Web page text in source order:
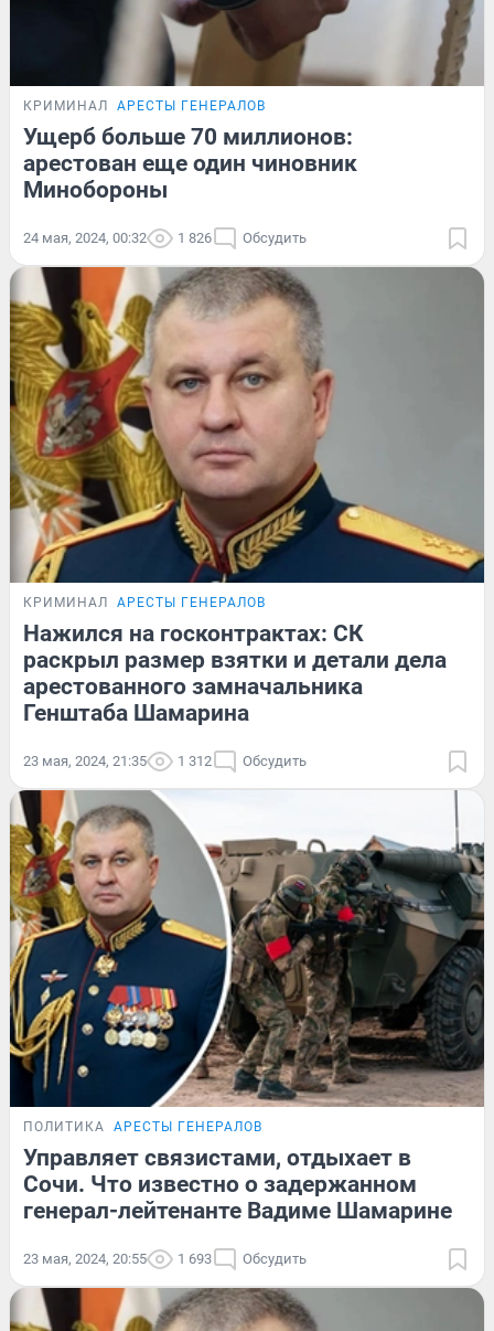
КРИМИНАЛ АРЕСТЫ ГЕНЕРАЛОВ
Ущерб больше 70 миллионов:
арестован еще один чиновник
Минобороны
24 мая, 2024, 00:32 1 826 Обсудить
КРИМИНАЛ АРЕСТЫ ГЕНЕРАЛОВ
Нажился на госконтрактах: СК
раскрыл размер взятки и детали дела
арестованного замначальника
Генштаба Шамарина
23 мая, 2024, 21:35 1 312 Обсудить
ПОЛИТИКА АРЕСТЫ ГЕНЕРАЛОВ
Управляет связистами, отдыхает в
Сочи. Что известно о задержанном
генерал-лейтенанте Вадиме Шамарине
23 мая, 2024, 20:55 1 693 Обсудить